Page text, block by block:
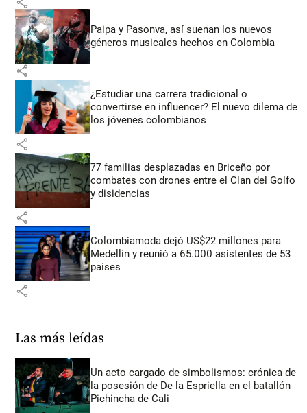
Paipa y Pasonva, así suenan los nuevos
géneros musicales hechos en Colombia
share
¿Estudiar una carrera tradicional o
convertirse en influencer? El nuevo dilema de
los jóvenes colombianos
share
77 familias desplazadas en Briceño por
combates con drones entre el Clan del Golfo
y disidencias
share
Colombiamoda dejó US$22 millones para
Medellín y reunió a 65.000 asistentes de 53
países
share
Las más leídas
Un acto cargado de simbolismos: crónica de
la posesión de De la Espriella en el batallón
Pichincha de Cali